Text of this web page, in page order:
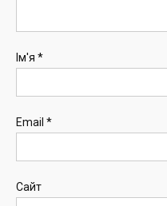
Ім'я *
Email *
Сайт